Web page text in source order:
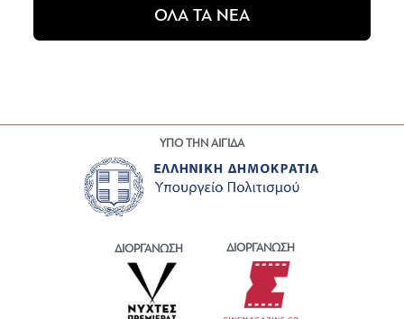
ΟΛΑ ΤΑ ΝΕΑ
ΥΠΟ ΤΗΝ ΑΙΓΙΔΑ
ΔΙΟΡΓΑΝΩΣΗ ΔΙΟΡΓΑΝΩΣΗ